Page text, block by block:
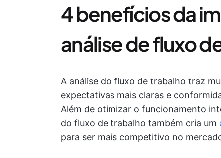
4 benefícios da
análise de fluxo
A análise do fluxo de trabalho traz
expectativas mais claras e
Além de otimizar o funcionamento
do fluxo de trabalho também cria um
para ser mais competitivo no